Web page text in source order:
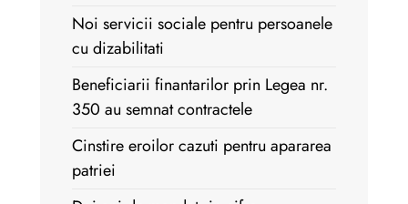
Noi servicii sociale pentru persoanele
cu dizabilitati
Beneficiarii finantarilor prin Legea nr.
350 au semnat contractele
Cinstire eroilor cazuti pentru apararea
patriei